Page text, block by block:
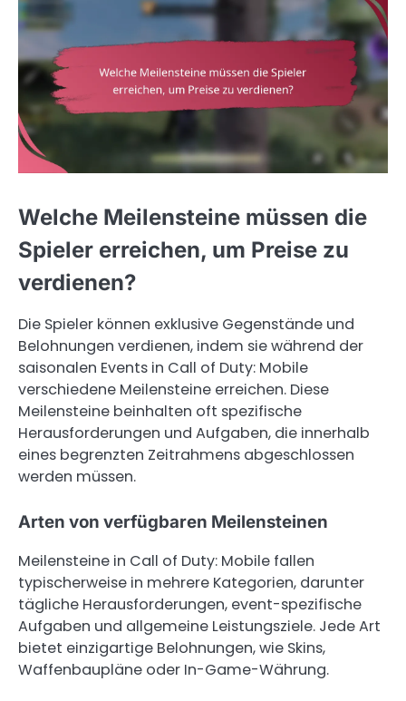
Welche Meilensteine müssen die
Spieler erreichen, um Preise zu
verdienen?
Die Spieler können exklusive Gegenstände und
Belohnungen verdienen, indem sie während der
saisonalen Events in Call of Duty: Mobile
verschiedene Meilensteine erreichen. Diese
Meilensteine beinhalten oft spezifische
Herausforderungen und Aufgaben, die innerhalb
eines begrenzten Zeitrahmens abgeschlossen
werden müssen.
Arten von verfügbaren Meilensteinen
Meilensteine in Call of Duty: Mobile fallen
typischerweise in mehrere Kategorien, darunter
tägliche Herausforderungen, event-spezifische
Aufgaben und allgemeine Leistungsziele. Jede Art
bietet einzigartige Belohnungen, wie Skins,
Waffenbaupläne oder In-Game-Währung.